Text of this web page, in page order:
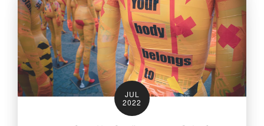
JUL
2022